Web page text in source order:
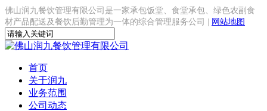
佛山润九餐饮管理有限公司是一家承包饭堂、食堂承包、绿色农副食
材产品配送及餐饮后勤管理为一体的综合管理服务公司 |
网站地图
首页
关于润九
业务范围
公司动态